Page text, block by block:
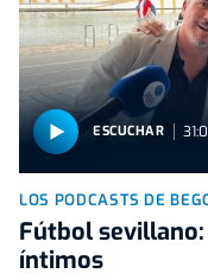
ESCUCHAR
LOS PODCASTS DE
Fútbol
íntimos